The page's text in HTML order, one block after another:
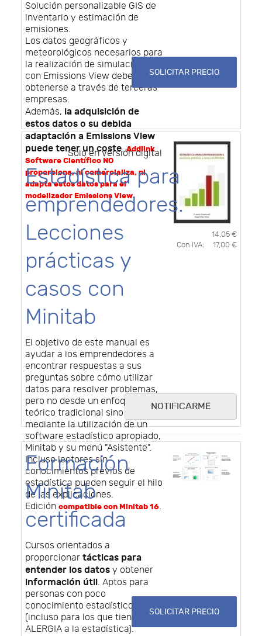
Solución personalizable GIS de
inventario y estimación de
emisiones.
Los datos geográficos y
meteorológicos necesarios para
la realización de simulaciones
con Emissions View deben
obtenerse a través de terceras
empresas.
Además, la adquisición de
estos datos o su debida
adaptación a Emissions View
puede tener un coste.Addlink
Software Científico NO
proporciona, ni comercializa, ni
adapta estos datos para el
modelizador Emissions View.
SOLICITAR PRECIO
Solo en versión digital
Estadística para
emprendedores.
Lecciones
prácticas y
casos con
Minitab
El objetivo de este manual es
ayudar a los emprendedores a
encontrar respuestas a sus
preguntas sobre cómo utilizar
datos para resolver problemas,
pero no desde un enfoque
teórico tradicional sino
mediante la utilización de un
software estadístico apropiado,
Minitab y su menú "Asistente".
Incluso lectores sin
conocimientos previos de
estadística pueden seguir el hilo
de las explicaciones.
Edición compatible con Minitab 16.
14,05 €
Con IVA:
17,00 €
NOTIFICARME
Formación
Minitab
certificada
Cursos orientados a
proporcionar tácticas para
entender los datos y obtener
información útil. Aptos para
personas con poco
conocimiento estadístico
(incluso para los que tienen
ALERGIA a la estadística).
SOLICITAR PRECIO